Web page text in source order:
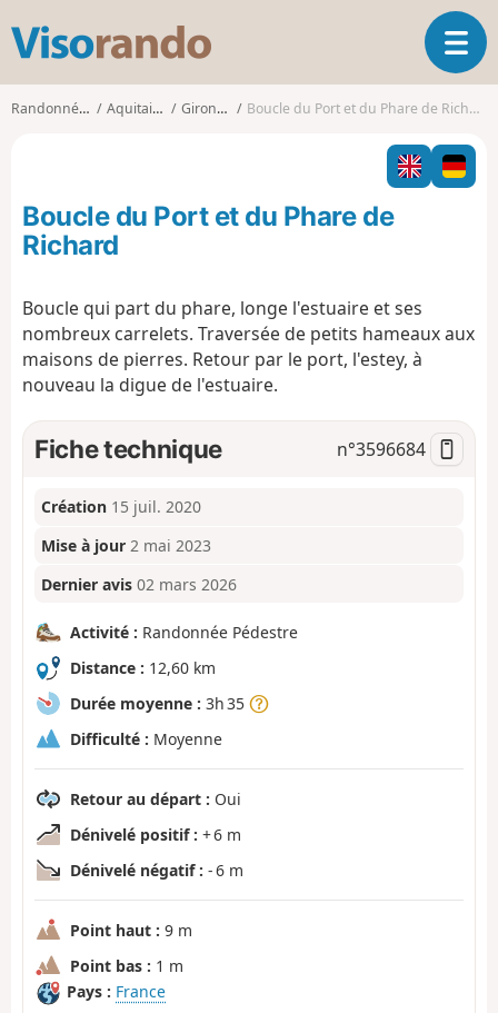
s
o
o
O
u
v
i
r
l
g
o
Randonnées Aquitaine Gironde Boucle du Port et du Phare de Richard
Boucle du Port et du Phare de
Richard
Boucle qui part du phare, longe l'estuaire et ses
nombreux carrelets. Traversée de petits hameaux aux
maisons de pierres. Retour par le port, l'estey, à
nouveau la digue de l'estuaire.
Fiche technique n°3596684
Création 15 juil. 2020
Mise à jour 2 mai 2023
Dernier avis 02 mars 2026
Activité : Randonnée Pédestre
Distance : 12,60 km
Durée moyenne : 3h 35
Difficulté : Moyenne
Retour au départ : Oui
Dénivelé positif : + 6 m
Dénivelé négatif : - 6 m
Point haut : 9 m
Point bas : 1 m
Pays : France